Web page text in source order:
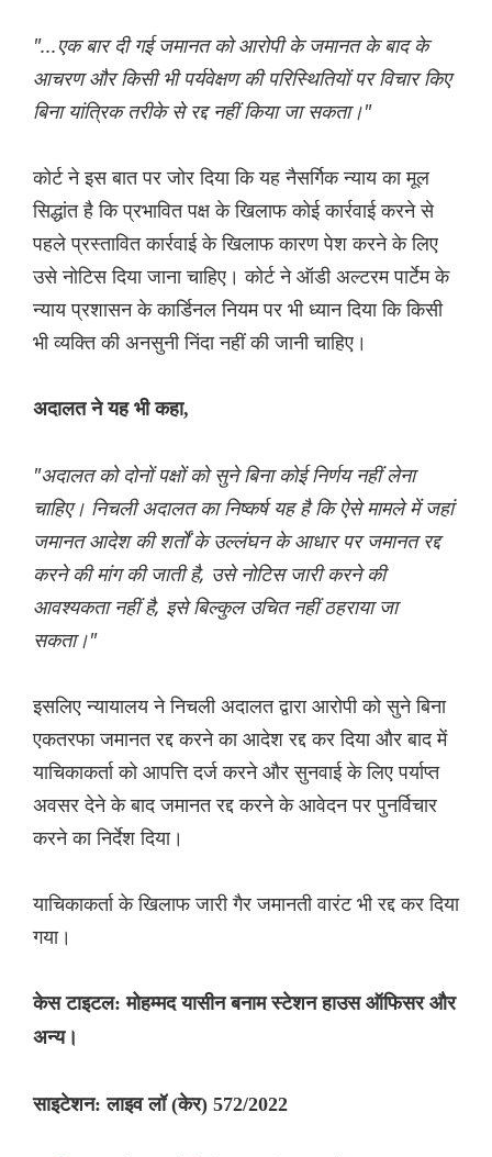
"...एक बार दी गई जमानत को आरोपी के जमानत के बाद के
आचरण और किसी भी पर्यवेक्षण की परिस्थितियों पर विचार किए
बिना यांत्रिक तरीके से रद्द नहीं किया जा सकता।"
कोर्ट ने इस बात पर जोर दिया कि यह नैसर्गिक न्याय का मूल
सिद्धांत है कि प्रभावित पक्ष के खिलाफ कोई कार्रवाई करने से
पहले प्रस्तावित कार्रवाई के खिलाफ कारण पेश करने के लिए
उसे नोटिस दिया जाना चाहिए। कोर्ट ने ऑडी अल्टरम पार्टेम के
न्याय प्रशासन के कार्डिनल नियम पर भी ध्यान दिया कि किसी
भी व्यक्ति की अनसुनी निंदा नहीं की जानी चाहिए।
अदालत ने यह भी कहा,
"अदालत को दोनों पक्षों को सुने बिना कोई निर्णय नहीं लेना
चाहिए। निचली अदालत का निष्कर्ष यह है कि ऐसे मामले में जहां
जमानत आदेश की शर्तों के उल्लंघन के आधार पर जमानत रद्द
करने की मांग की जाती है, उसे नोटिस जारी करने की
आवश्यकता नहीं है, इसे बिल्कुल उचित नहीं ठहराया जा
सकता।"
इसलिए न्यायालय ने निचली अदालत द्वारा आरोपी को सुने बिना
एकतरफा जमानत रद्द करने का आदेश रद्द कर दिया और बाद में
याचिकाकर्ता को आपत्ति दर्ज करने और सुनवाई के लिए पर्याप्त
अवसर देने के बाद जमानत रद्द करने के आवेदन पर पुनर्विचार
करने का निर्देश दिया।
याचिकाकर्ता के खिलाफ जारी गैर जमानती वारंट भी रद्द कर दिया
गया।
केस टाइटल: मोहम्मद यासीन बनाम स्टेशन हाउस ऑफिसर और
अन्य।
साइटेशन: लाइव लॉ (केर) 572/2022